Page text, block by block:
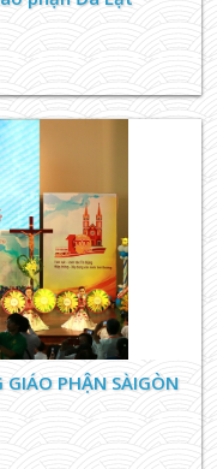
PHẬN SÀIGÒN